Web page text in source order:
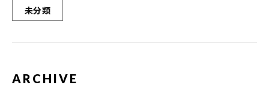
未分類
ARCHIVE